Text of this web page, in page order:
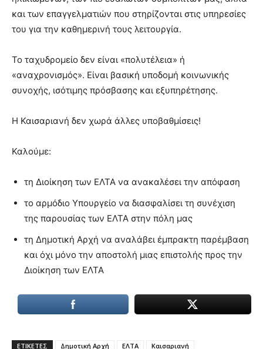
και των επαγγελματιών που στηρίζονται στις υπηρεσίες
του για την καθημερινή τους λειτουργία.
Το ταχυδρομείο δεν είναι «πολυτέλεια» ή
«αναχρονισμός». Είναι βασική υποδομή κοινωνικής
συνοχής, ισότιμης πρόσβασης και εξυπηρέτησης.
Η Καισαριανή δεν χωρά άλλες υποβαθμίσεις!
Καλούμε:
τη Διοίκηση των ΕΛΤΑ να ανακαλέσει την απόφαση
το αρμόδιο Υπουργείο να διασφαλίσει τη συνέχιση
της παρουσίας των ΕΛΤΑ στην πόλη μας
τη Δημοτική Αρχή να αναλάβει έμπρακτη παρέμβαση
και όχι μόνο την αποστολή μιας επιστολής προς την
Διοίκηση των ΕΛΤΑ
ΕΤΙΚΕΤΕΣ Δημοτική Αρχή ΕΛΤΑ
Καισαριανή